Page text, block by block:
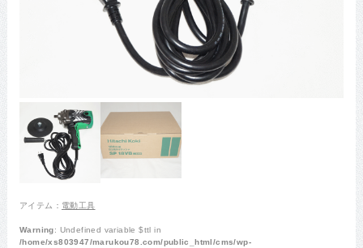
アイテム： 電動工具
Warning: Undefined variable $ttl in
/home/xs803947/marukou78.com/public_html/cms/wp-